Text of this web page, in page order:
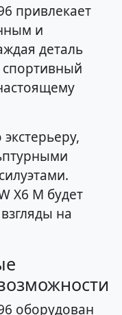
привлекает
и
деталь
X6 M будет
на
оборудован